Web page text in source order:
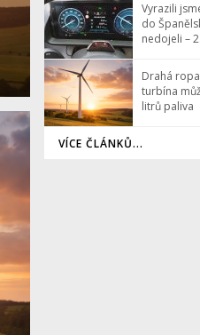
Vyrazili
do
nedojeli –
Drahá
turbína
litrů paliva
VÍCE ČLÁNKŮ...